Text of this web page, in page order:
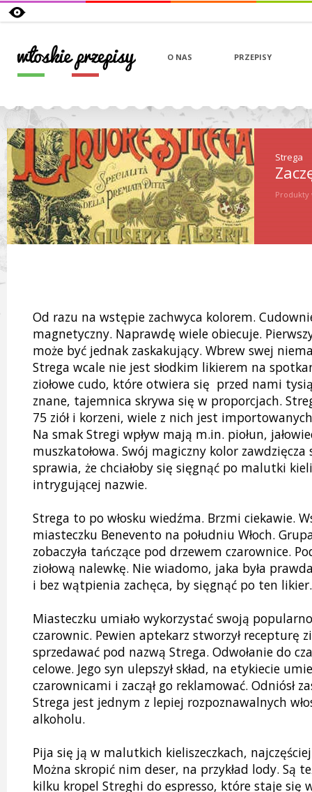
O NAS PRZEPISY
Strega
Produkty
Od razu na wstępie zachwyca kolorem.
magnetyczny. Naprawdę wiele obiecuje.
może być jednak zaskakujący. Wbrew swej
Strega wcale nie jest słodkim likierem na
ziołowe cudo, które otwiera się przed nami
znane, tajemnica skrywa się w proporcjach.
75 ziół i korzeni, wiele z nich jest
Na smak Stregi wpływ mają m.in. piołun,
muszkatołowa. Swój magiczny kolor
sprawia, że chciałoby się sięgnąć po malutki
intrygującej nazwie.
Strega to po włosku wiedźma. Brzmi ciekawie.
miasteczku Benevento na południu Włoch.
zobaczyła tańczące pod drzewem czarownice.
ziołową nalewkę. Nie wiadomo, jaka była
i bez wątpienia zachęca, by sięgnąć po ten likier.
Miasteczku umiało wykorzystać swoją
czarownic. Pewien aptekarz stworzył recepturę
sprzedawać pod nazwą Strega. Odwołanie do
celowe. Jego syn ulepszył skład, na etykiecie
czarownicami i zaczął go reklamować. Odniósł
Strega jest jednym z lepiej rozpoznawalnych
alkoholu.
Pija się ją w malutkich kieliszeczkach,
Można skropić nim deser, na przykład lody. Są
kilku kropel Streghi do espresso, które staje